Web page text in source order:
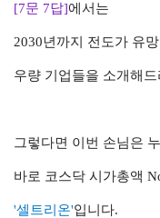
[7문 7답]에서는
2030년까지 전도가 유
우량 기업들을 소개해
그렇다면 이번 손님은
바로 코스닥 시가총액
'셀트리온'입니다.